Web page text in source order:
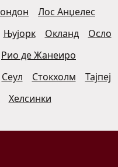
Лос Анџелес
Њујорк Окланд
Осло
Рио де Жанеиро
Сеул Стокхолм
Тајпеј
Хелсинки